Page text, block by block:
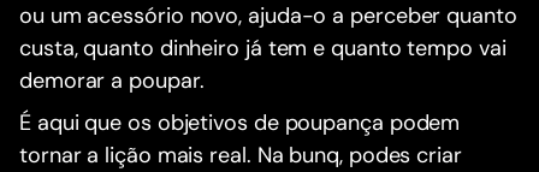
ou um acessório novo, ajuda-o a perceber quanto
custa, quanto dinheiro já tem e quanto tempo vai
demorar a poupar.
É aqui que os objetivos de poupança podem
tornar a lição mais real. Na bunq, podes criar